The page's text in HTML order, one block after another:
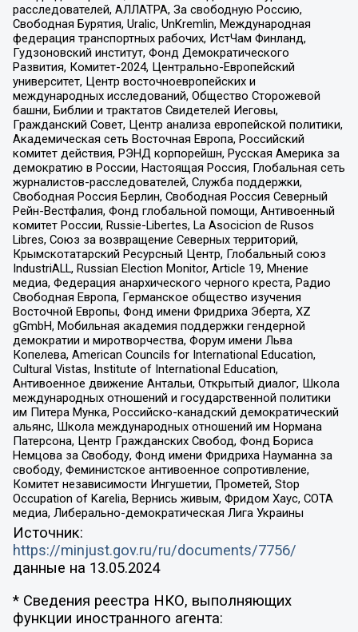
расследователей, АЛЛАТРА, За свободную Россию,
Свободная Бурятия, Uralic, UnKremlin, Международная
федерация транспортных рабочих, ИстЧам Финланд,
Гудзоновский институт, Фонд Демократического
Развития, Комитет-2024, Центрально-Европейский
университет, Центр восточноевропейских и
международных исследований, Общество Сторожевой
башни, Библии и трактатов Свидетелей Иеговы,
Гражданский Совет, Центр анализа европейской политики,
Академическая сеть Восточная Европа, Российский
комитет действия, РЭНД корпорейшн, Русская Америка за
демократию в России, Настоящая Россия, Глобальная сеть
журналистов-расследователей, Служба поддержки,
Свободная Россия Берлин, Свободная Россия Северный
Рейн-Вестфалия, Фонд глобальной помощи, Антивоенный
комитет России, Russie-Libertes, La Asocicion de Rusos
Libres, Союз за возвращение Северных территорий,
Крымскотатарский Ресурсный Центр, Глобальный союз
IndustriALL, Russian Election Monitor, Article 19, Мнение
медиа, Федерация анархического черного креста, Радио
Свободная Европа, Германское общество изучения
Восточной Европы, Фонд имени Фридриха Эберта, XZ
gGmbH, Мобильная академия поддержки гендерной
демократии и миротворчества, Форум имени Льва
Копелева, American Councils for International Education,
Cultural Vistas, Institute of International Education,
Антивоенное движение Антальи, Открытый диалог, Школа
международных отношений и государственной политики
им Питера Мунка, Российско-канадский демократический
альянс, Школа международных отношений им Нормана
Патерсона, Центр Гражданских Свобод, Фонд Бориса
Немцова за Свободу, Фонд имени Фридриха Науманна за
свободу, Феминистское антивоенное сопротивление,
Комитет независимости Ингушетии, Прометей, Stop
Occupation of Karelia, Вернись живым, Фридом Хаус, СОТА
медиа, Либерально-демократическая Лига Украины
Источник:
https://minjust.gov.ru/ru/documents/7756/
данные на 13.05.2024
* Сведения реестра НКО, выполняющих
функции иностранного агента: